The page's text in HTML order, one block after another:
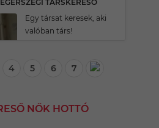
TÁRSKERESŐ
Egy társat keresek, aki
valóban társ!
4 5 6 7
NŐK HOTTÓ